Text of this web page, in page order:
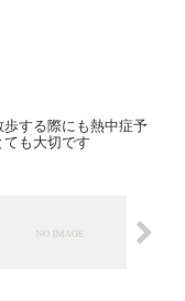
歩する際にも熱中症予
も大切です